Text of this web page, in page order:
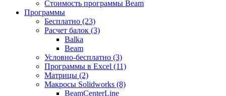
Стоимость программы Beam
Программы
Бесплатно (23)
Расчет балок (3)
Balka
Beam
Условно-бесплатно (3)
Программы в Excel (11)
Матрицы (2)
Макросы Solidworks (8)
BeamCenterLine